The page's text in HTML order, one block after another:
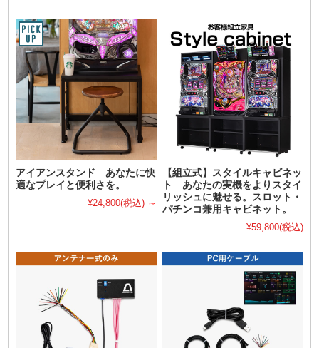
アイアンスタンド あなたに快
適なプレイと便利さを。
¥24,800(税込) ～
【組立式】スタイルキャビネッ
ト あなたの実機をよりスタイ
リッシュに魅せる。スロット・
パチンコ兼用キャビネット。
¥59,800(税込)